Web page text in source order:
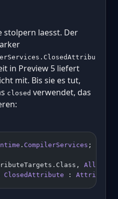
stolpern laesst. Der
in Preview 5 liefert
mit. Bis sie es tut,
closed verwendet, das
. CompilerServices ;
ClosedAttribute : Attribute